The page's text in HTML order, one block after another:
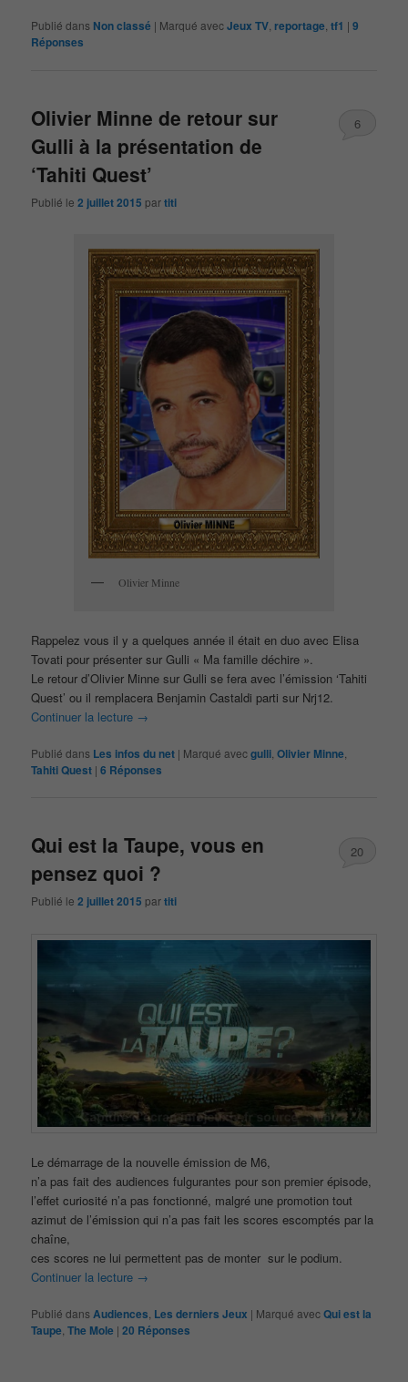
Publié dans Non classé | Marqué avecJeux TV, reportage,tf1 |9
Réponses
Olivier Minne de retour sur
Gulli à la présentation de
‘Tahiti Quest’
Publié le2 juillet 2015 partiti
6
Olivier Minne
Rappelez vous il y a quelques année il était en duo avec Elisa
Tovati pour présenter sur Gulli « Ma famille déchire ».
Le retour d’Olivier Minne sur Gulli se fera avec l’émission ‘Tahiti
Quest’ ou il remplacera Benjamin Castaldi parti sur Nrj12.
Continuer la lecture →
Publié dans Les infos du net | Marqué avecgulli ,Olivier Minne
Tahiti Quest |6 Réponses
Qui est la Taupe, vous en
pensez quoi ?
Publié le2 juillet 2015 partiti
20
Le démarrage de la nouvelle émission de M6,
n’a pas fait des audiences fulgurantes pour son premier épisode,
l’effet curiosité n’a pas fonctionné, malgré une promotion tout
azimut de l’émission qui n’a pas fait les scores escomptés par la
chaîne,
ces scores ne lui permettent pas de monter sur le podium.
Continuer la lecture →
Publié dansAudiences Les derniers Jeux | Marqué avecQui est la
Taupe ,The Mole |20 Réponses